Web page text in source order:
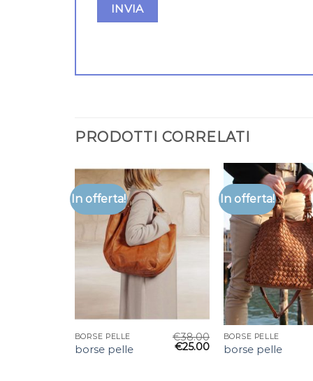
PRODOTTI CORRELATI
In offerta!
BORSE PELLE
borse pelle
€38.00
€25.00
In offerta!
BORSE PELLE
borse pelle